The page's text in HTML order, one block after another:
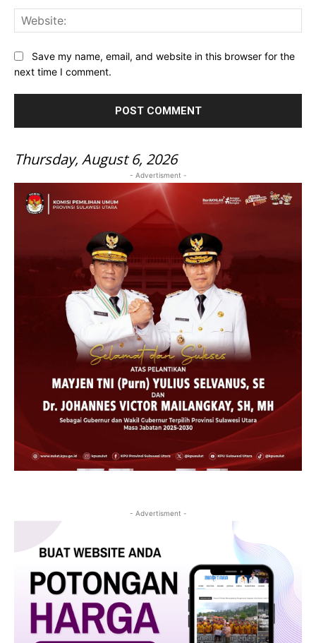
Save my name, email, and website in this browser for the
next time I comment.
Thursday, August 6, 2026
- Advertisment -
- Advertisment -